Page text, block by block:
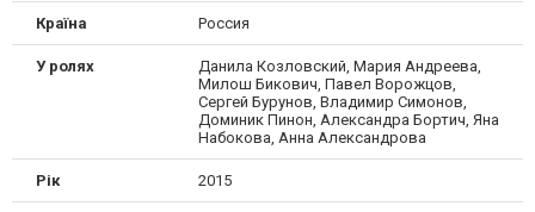
Країна Россия
У ролях
Данила Козловский, Мария Андреева,
Милош Бикович, Павел Ворожцов,
Сергей Бурунов, Владимир Симонов,
Доминик Пинон, Александра Бортич, Яна
Набокова, Анна Александрова
Рік 2015